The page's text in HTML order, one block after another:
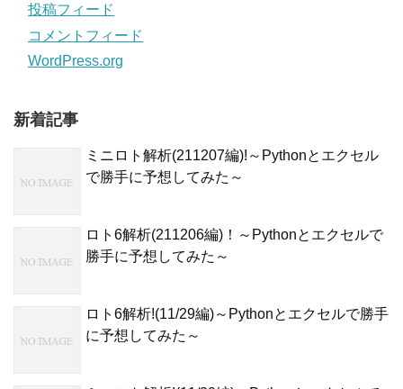
投稿フィード
コメントフィード
WordPress.org
新着記事
ミニロト解析(211207編)!～Pythonとエクセル
で勝手に予想してみた～
ロト6解析(211206編)！～Pythonとエクセルで
勝手に予想してみた～
ロト6解析!(11/29編)～Pythonとエクセルで勝手
に予想してみた～